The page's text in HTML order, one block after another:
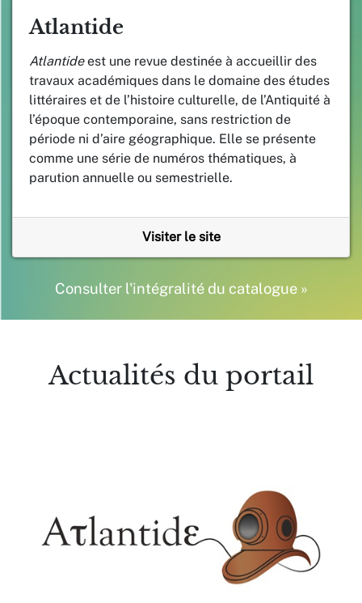
Atlantide
Atlantideest une revue destinée à accueillir des
travaux académiques dans le domaine des études
littéraires et de l’histoire culturelle, de l’Antiquité à
l’époque contemporaine, sans restriction de
période ni d’aire géographique. Elle se présente
comme une série de numéros thématiques, à
parution annuelle ou semestrielle.
Visiter le site
Consulter l'intégralité du catalogue »
Actualités du portail